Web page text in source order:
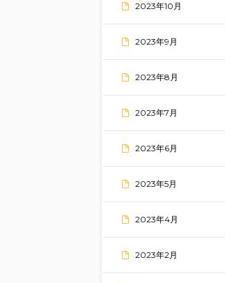
2023年10月
2023年9月
2023年8月
2023年7月
2023年6月
2023年5月
2023年4月
2023年2月